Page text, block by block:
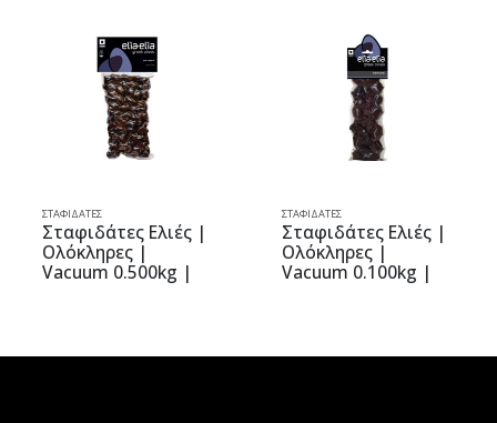
ΣΤΑΦΙΔΆΤΕΣ
Σταφιδάτες Ελιές |
Ολόκληρες |
Vacuum 0.500kg |
ΣΤΑΦΙΔΆΤΕΣ
Σταφιδάτες Ελιές |
Ολόκληρες |
Vacuum 0.100kg |